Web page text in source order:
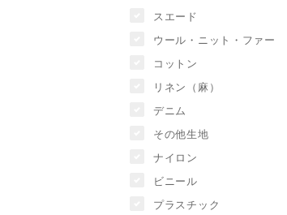
スエード
ウール・ニット・ファー
コットン
リネン（麻）
デニム
その他生地
ナイロン
ビニール
プラスチック